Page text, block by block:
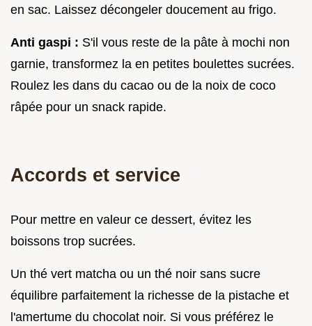
en sac. Laissez décongeler doucement au frigo.
Anti gaspi : S'il vous reste de la pâte à mochi non
garnie, transformez la en petites boulettes sucrées.
Roulez les dans du cacao ou de la noix de coco
râpée pour un snack rapide.
Accords et service
Pour mettre en valeur ce dessert, évitez les
boissons trop sucrées.
Un thé vert matcha ou un thé noir sans sucre
équilibre parfaitement la richesse de la pistache et
l'amertume du chocolat noir. Si vous préférez le